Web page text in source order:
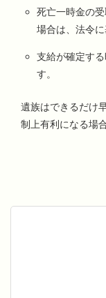
死亡一時金の
場合は、法令
支給が確定す
す。
遺族はできるだけ
制上有利になる場